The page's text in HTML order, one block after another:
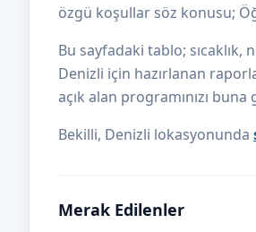
özgü koşullar söz konusu;
Bu sayfadaki tablo; sıcaklık,
Denizli için hazırlanan
açık alan programınızı
Bekilli, Denizli lokasyonunda
Merak Edilenler